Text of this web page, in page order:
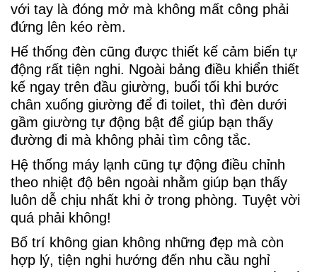
với tay là đóng mở mà không mất công phải
đứng lên kéo rèm.
Hế thống đèn cũng được thiết kế cảm biến tự
động rất tiện nghi. Ngoài bảng điều khiển thiết
kế ngay trên đầu giường, buổi tối khi bước
chân xuống giường để đi toilet, thì đèn dưới
gầm giường tự động bật để giúp bạn thấy
đường đi mà không phải tìm công tắc.
Hệ thống máy lạnh cũng tự động điều chỉnh
theo nhiệt độ bên ngoài nhằm giúp bạn thấy
luôn dễ chịu nhất khi ở trong phòng. Tuyệt vời
quá phải không!
Bố trí không gian không những đẹp mà còn
hợp lý, tiện nghi hướng đến nhu cầu nghỉ